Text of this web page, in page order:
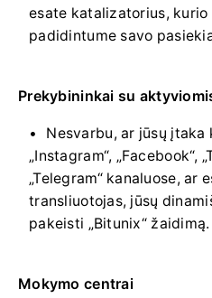
esate katalizatorius, kurio
padidintume savo
Prekybininkai su
Nesvarbu, ar jūsų įtaka
„Instagram“, „Facebook“,
„Telegram“ kanaluose, ar
transliuotojas, jūsų
pakeisti „Bitunix“ žaidimą.
Mokymo centrai